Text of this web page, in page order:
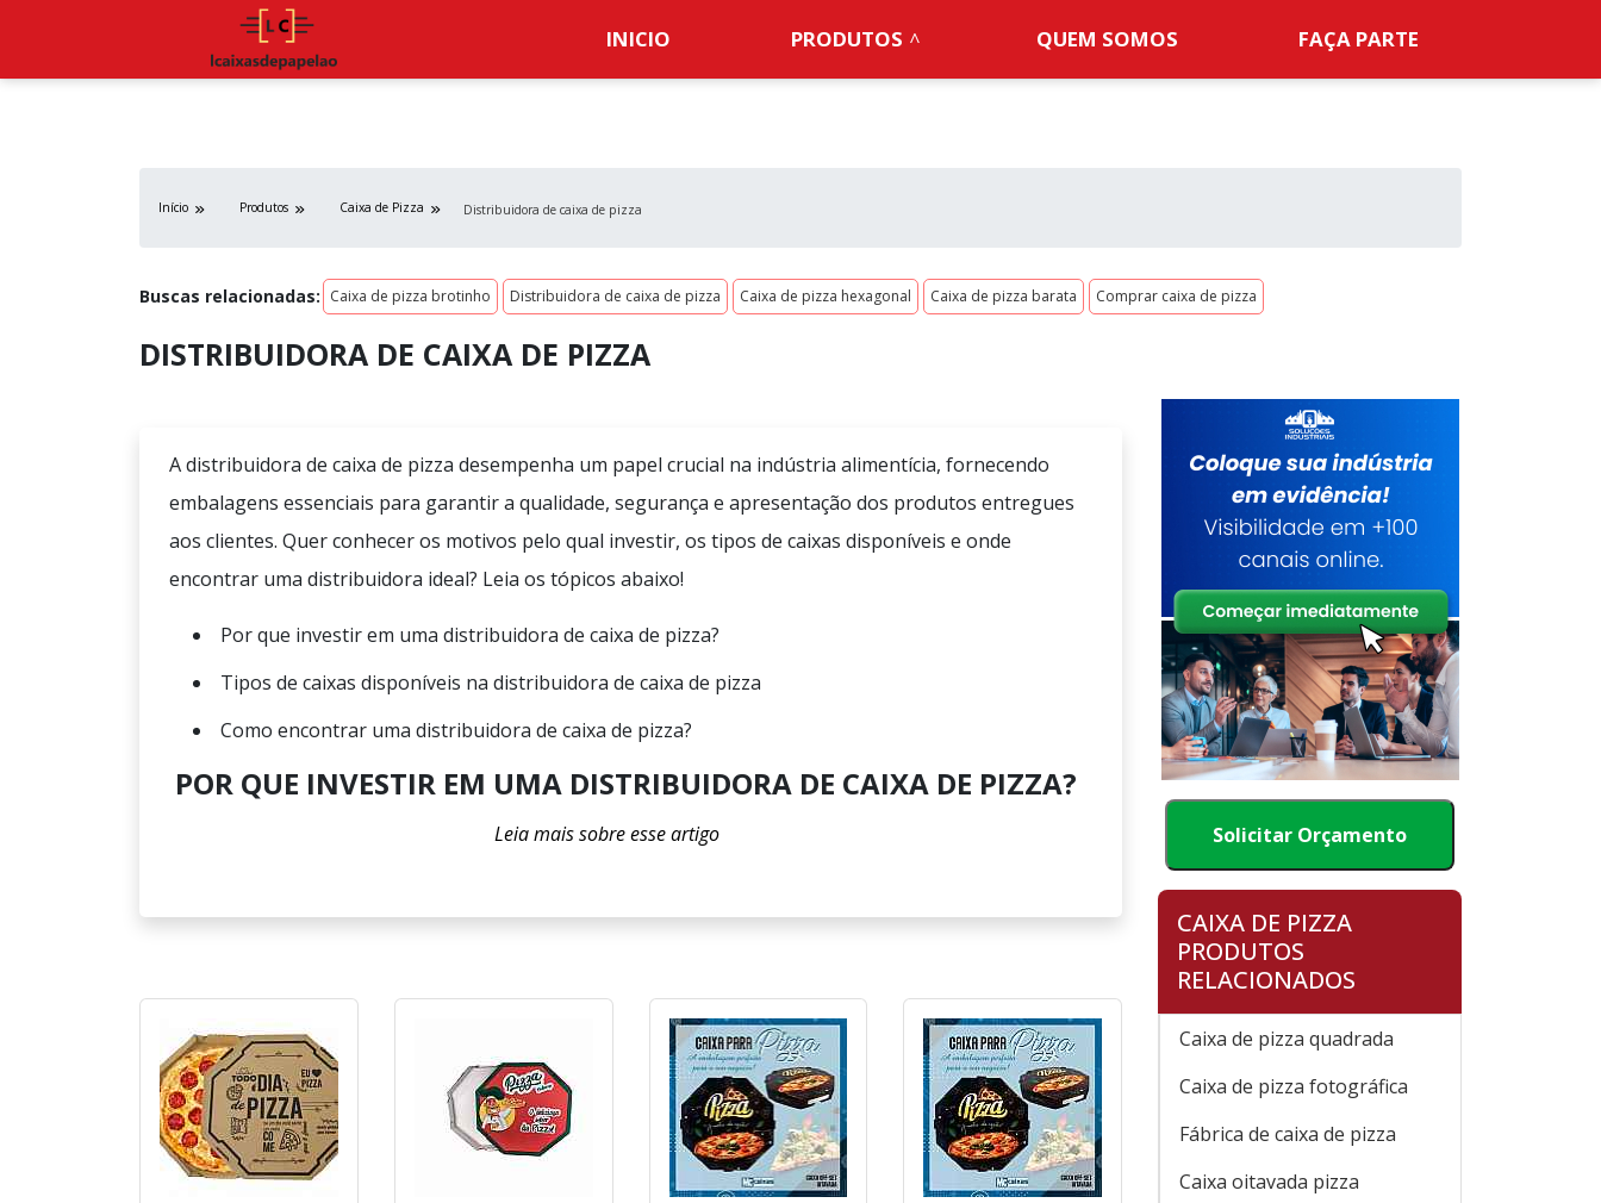
INICIO PRODUTOS QUEM SOMOS FAÇA PARTE
Início Produtos Caixa de Pizza Distribuidora de caixa de pizza
Buscas relacionadas: Caixa de pizza brotinho Distribuidora de caixa de pizza Caixa de pizza hexagonal Caixa de pizza barata Comprar caixa de pizza
DISTRIBUIDORA DE CAIXA DE PIZZA
A distribuidora de caixa de pizza desempenha um papel crucial na indústria alimentícia, fornecendo
embalagens essenciais para garantir a qualidade, segurança e apresentação dos produtos entregues
aos clientes. Quer conhecer os motivos pelo qual investir, os tipos de caixas disponíveis e onde
encontrar uma distribuidora ideal? Leia os tópicos abaixo!
Por que investir em uma distribuidora de caixa de pizza?
Tipos de caixas disponíveis na distribuidora de caixa de pizza
Como encontrar uma distribuidora de caixa de pizza?
POR QUE INVESTIR EM UMA DISTRIBUIDORA DE CAIXA DE PIZZA?
Solicitar Orçamento
CAIXA DE PIZZA
PRODUTOS
RELACIONADOS
Caixa de pizza quadrada
Caixa de pizza fotográfica
Fábrica de caixa de pizza
Caixa oitavada pizza